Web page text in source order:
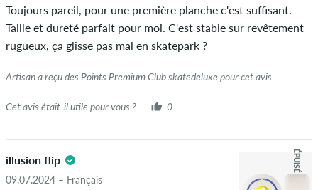
Toujours pareil, pour une première planche c'est suffisant.
Taille et dureté parfait pour moi. C'est stable sur revêtement
rugueux, ça glisse pas mal en skatepark ?
Artisan a reçu des Points Premium Club skatedeluxe pour cet avis.
Cet avis était-il utile pour vous ? 0
illusion flip
09.07.2024 – Français
ÉPUISÉ